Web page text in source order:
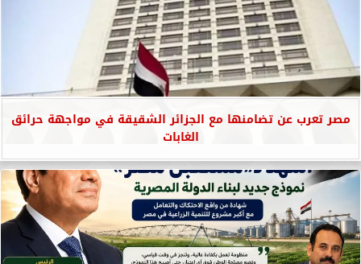
مصر تعرب عن تضامنها مع الجزائر الشقيقة في مواجهة حرائق
الغابات